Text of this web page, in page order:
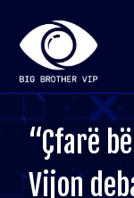
“Çfarë
Vijon